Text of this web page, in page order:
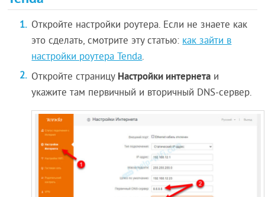
Откройте настройки роутера. Если не знаете как
это сделать, смотрите эту статью:как зайти в
настройки роутера Tenda.
Откройте страницу Настройки интернета и
укажите там первичный и вторичный DNS-сервер.